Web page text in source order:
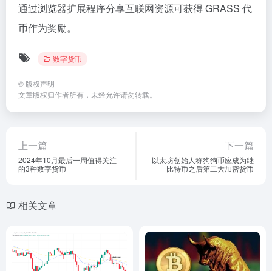
通过浏览器扩展程序分享互联网资源可获得 GRASS 代
币作为奖励。
数字货币
© 版权声明
文章版权归作者所有，未经允许请勿转载。
上一篇
2024年10月最后一周值得关注
的3种数字货币
下一篇
以太坊创始人称狗狗币应成为继
比特币之后第二大加密货币
相关文章